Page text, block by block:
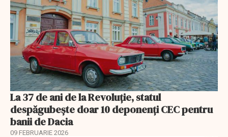
La 37 de ani de la Revoluție, statul
despăgubește doar 10 deponenți CEC pentru
banii de Dacia
09 FEBRUARIE 2026